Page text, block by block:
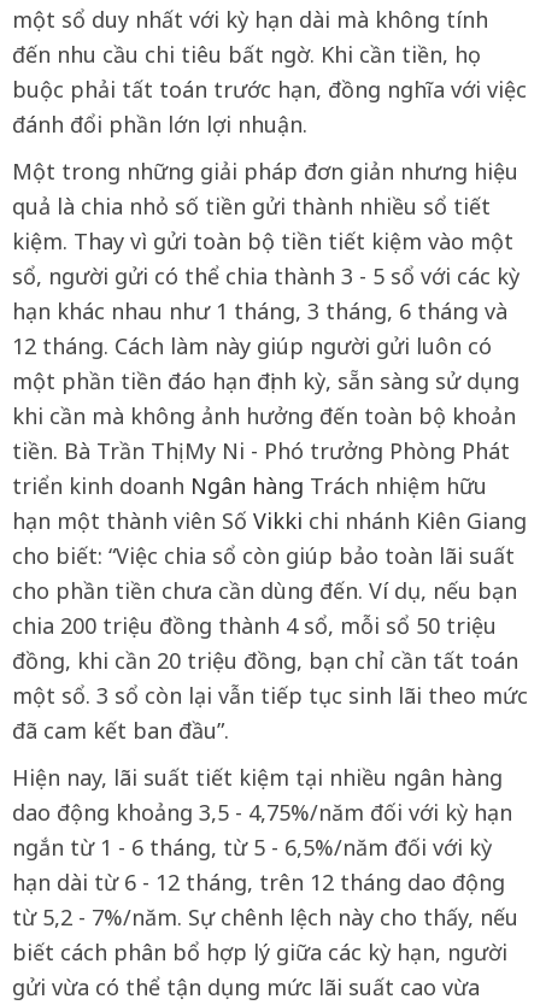
một sổ duy nhất với kỳ hạn dài mà không tính
đến nhu cầu chi tiêu bất ngờ. Khi cần tiền, họ
buộc phải tất toán trước hạn, đồng nghĩa với việc
đánh đổi phần lớn lợi nhuận.
Một trong những giải pháp đơn giản nhưng hiệu
quả là chia nhỏ số tiền gửi thành nhiều sổ tiết
kiệm. Thay vì gửi toàn bộ tiền tiết kiệm vào một
sổ, người gửi có thể chia thành 3 - 5 sổ với các kỳ
hạn khác nhau như 1 tháng, 3 tháng, 6 tháng và
12 tháng. Cách làm này giúp người gửi luôn có
một phần tiền đáo hạn định kỳ, sẵn sàng sử dụng
khi cần mà không ảnh hưởng đến toàn bộ khoản
tiền. Bà Trần Thị My Ni - Phó trưởng Phòng Phát
triển kinh doanh Ngân hàng Trách nhiệm hữu
hạn một thành viên Số Vikki chi nhánh Kiên Giang
cho biết: “Việc chia sổ còn giúp bảo toàn lãi suất
cho phần tiền chưa cần dùng đến. Ví dụ, nếu bạn
chia 200 triệu đồng thành 4 sổ, mỗi sổ 50 triệu
đồng, khi cần 20 triệu đồng, bạn chỉ cần tất toán
một sổ. 3 sổ còn lại vẫn tiếp tục sinh lãi theo mức
đã cam kết ban đầu”.
Hiện nay, lãi suất tiết kiệm tại nhiều ngân hàng
dao động khoảng 3,5 - 4,75%/năm đối với kỳ hạn
ngắn từ 1 - 6 tháng, từ 5 - 6,5%/năm đối với kỳ
hạn dài từ 6 - 12 tháng, trên 12 tháng dao động
từ 5,2 - 7%/năm. Sự chênh lệch này cho thấy, nếu
biết cách phân bổ hợp lý giữa các kỳ hạn, người
gửi vừa có thể tận dụng mức lãi suất cao vừa